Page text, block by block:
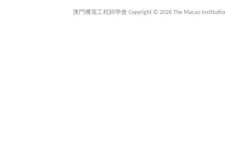
澳門機電工程師學會 Copyright © 2026 The Macao